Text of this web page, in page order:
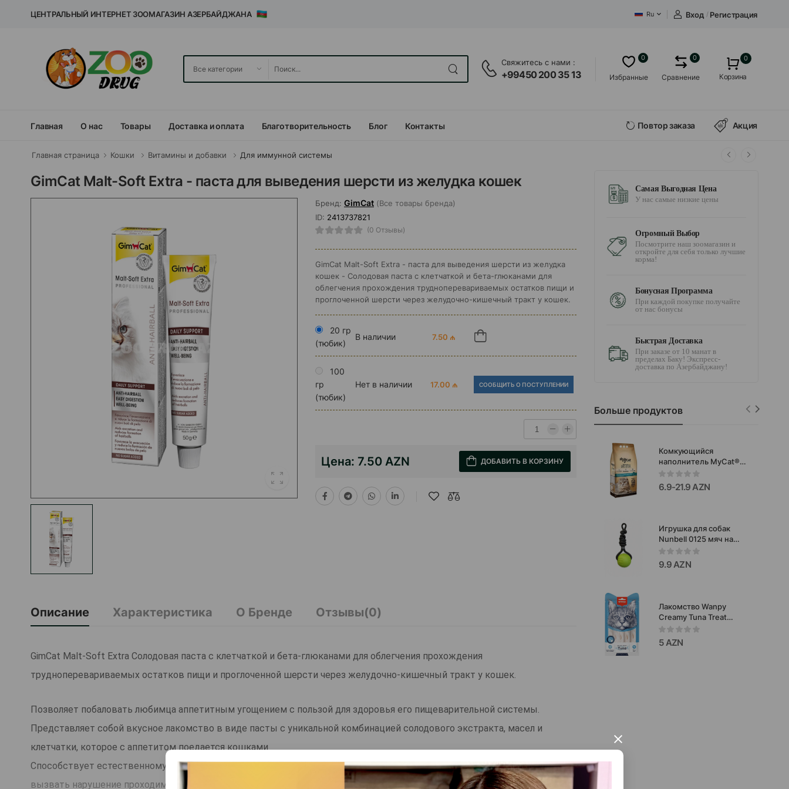
×
ЦЕНТРАЛЬНЫЙ ИНТЕРНЕТ ЗООМАГАЗИН АЗЕРБАЙДЖАНА Ru Вход / Регистрация
Свяжитесь с нами :
+99450 200 35 13 Избранные
0
Сравнение
0 0
Корзина
Главная О нас Товары Доставка и оплата Благотворительность Блог Контакты Повтор заказа Акция
Главная страница Кошки Витамины и добавки Для иммунной системы
GimCat Malt-Soft Extra - паста для выведения шерсти из желудка кошек
Бренд: GimCat (Все товары бренда)
ID: 2413737821
(0 Отзывы)
GimCat Malt-Soft Extra - паста для выведения шерсти из желудка
кошек - Солодовая паста с клетчаткой и бета-глюканами для
облегчения прохождения трудноперевариваемых остатков пищи и
проглоченной шерсти через желудочно-кишечный тракт у кошек.
20 гр
(тюбик)
В наличии 7.50 ₼
100
гр
(тюбик)
Нет в наличии 17.00 ₼ СООБЩИТЬ О ПОСТУПЛЕНИИ
Цена: 7.50 AZN ДОБАВИТЬ В КОРЗИНУ
Описание Характеристика О Бренде Отзывы(0)
GimCat Malt-Soft Extra Солодовая паста с клетчаткой и бета-глюканами для облегчения прохождения
трудноперевариваемых остатков пищи и проглоченной шерсти через желудочно-кишечный тракт у кошек.
Позволяет побаловать любимца аппетитным угощением с пользой для здоровья его пищеварительной системы.
Представляет собой вкусное лакомство в виде пасты с уникальной комбинацией солодового экстракта, масел и
клетчатки, которое с аппетитом поедается кошками
Способствует естественному очищению желудочно-кишечного тракта кошек от проглоченной шерсти, которая может
вызвать нарушение проходимости кишечника и спровоцировать кишечные колики
Самая Выгодная Цена
У нас самые низкие цены
Огромный Выбор
Посмотрите наш зоомагазин и
откройте для себя только лучшие
корма!
Бонусная Программа
При каждой покупке получайте
от нас бонусы
Быстрая Доставка
При заказе от 10 манат в
пределах Баку! Экспресс-
доставка по Азербайджану!
Больше продуктов
Комкующийся
наполнитель MyCat®
для кошачьего туалета
с ароматом
марсельского мыла
6.9-21.9 AZN
Игрушка для собак
Nunbell 0125 мяч на
прочной верёвке-
качественная и
долговечная игрушка
9.9 AZN
Лакомство Wanpy
Creamy Tuna Treat
нежное пюре из тунца
для кошек 70 гр.
5 AZN